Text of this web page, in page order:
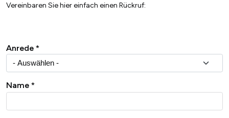
Vereinbaren Sie hier einfach einen Rückruf:
Anrede
Name